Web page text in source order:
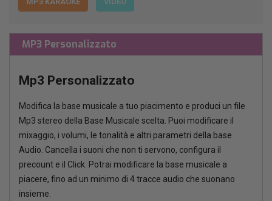
MP3 Personalizzato
Mp3 Personalizzato
Modifica la base musicale a tuo piacimento e produci un file
Mp3 stereo della Base Musicale scelta. Puoi modificare il
mixaggio, i volumi, le tonalità e altri parametri della base
Audio. Cancella i suoni che non ti servono, configura il
precount e il Click. Potrai modificare la base musicale a
piacere, fino ad un minimo di 4 tracce audio che suonano
insieme.